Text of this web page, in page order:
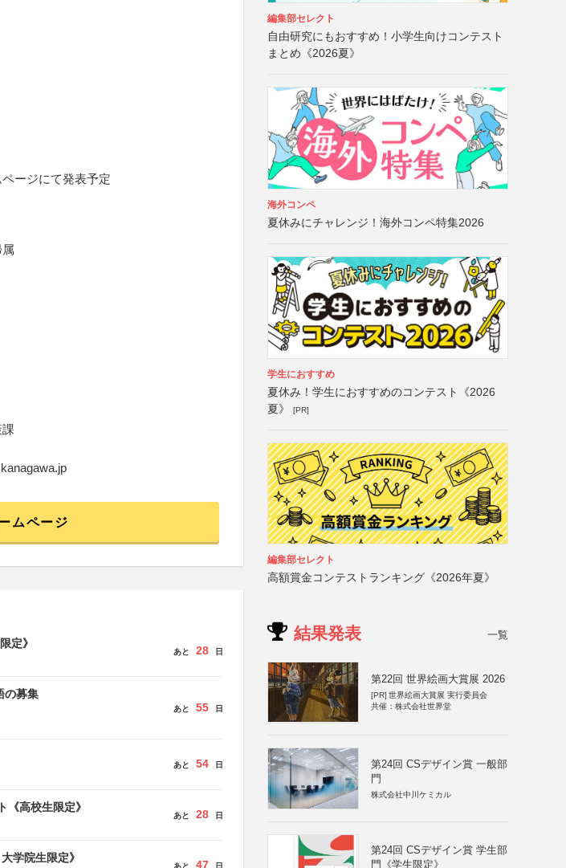
ージにて発表予定
ムページ
定》
あと 28 日
の募集
あと 55 日
あと 54 日
《高校生限定》
あと 28 日
学院生限定》
あと 47 日
編集部セレクト
自由研究にもおすすめ！小学生向けコンテスト
まとめ《2026夏》
海外コンペ
夏休みにチャレンジ！海外コンペ特集2026
学生におすすめ
夏休み！学生におすすめのコンテスト《2026
夏》
[PR]
編集部セレクト
高額賞金コンテストランキング《2026年夏》
結果発表 一覧
第22回 世界絵画大賞展 2026
[PR] 世界絵画大賞展 実行委員会
共催：株式会社世界堂
第24回 CSデザイン賞 一般部
門
株式会社中川ケミカル
第24回 CSデザイン賞 学生部
門《学生限定》